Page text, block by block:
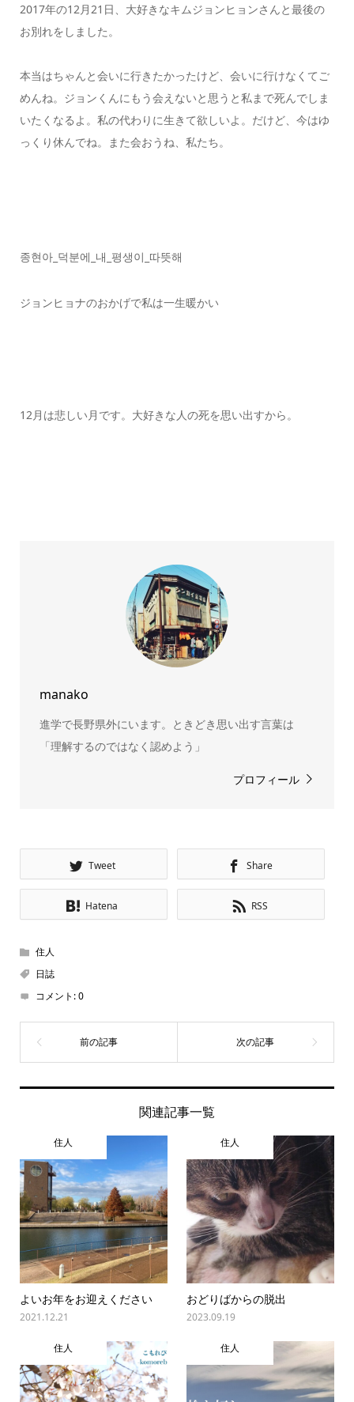
2017年の12月21日、大好きなキムジョンヒョンさんと最後の
お別れをしました。
本当はちゃんと会いに行きたかったけど、会いに行けなくてご
めんね。ジョンくんにもう会えないと思うと私まで死んでしま
いたくなるよ。私の代わりに生きて欲しいよ。だけど、今はゆ
っくり休んでね。また会おうね、私たち。
종현아_덕분에_내_평생이_따뜻해
ジョンヒョナのおかげで私は一生暖かい
12月は悲しい月です。大好きな人の死を思い出すから。
manako
進学で長野県外にいます。ときどき思い出す言葉は
「理解するのではなく認めよう」
プロフィール
Tweet Share
Hatena RSS
住人
日誌
コメント:0
関連記事一覧
住人
よいお年をお迎えください
2021.12.21
住人
おどりばからの脱出
2023.09.19
住人 住人